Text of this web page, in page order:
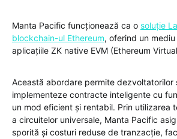
Manta Pacific funcționează ca o soluție
blockchain-ul Ethereum, oferind un
aplicațiile ZK native EVM (Ethereum
Această abordare permite dezvoltatorilor
implementeze contracte inteligente cu
un mod eficient și rentabil. Prin utilizarea
a circuitelor universale, Manta Pacific
sporită și costuri reduse de tranzacție,